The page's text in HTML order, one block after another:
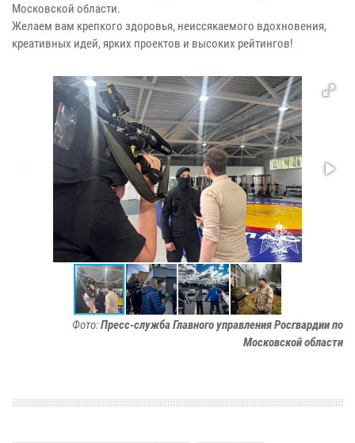
Московской области.
Желаем вам крепкого здоровья, неиссякаемого вдохновения,
креативных идей, ярких проектов и высоких рейтингов!
Фото:Пресс-служба Главного управления Росгвардии по
Московской области